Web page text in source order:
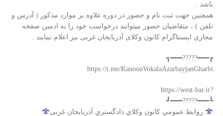
باشد .
همچنین جهت ثبت نام و حضور در دوره علاوه بر موارد مذکور ( آدرس و
تلفن ) ، متقاضیان حضور میتوانند درخواست خود را به ادمین صفحه
مجازی اینستاگرام کانون وکلای آذربایجان غربی نیز اعلام نمایند .
┏━━━?????━━━┓
‏?https://west-bar.ir
┗━━━?????━━━┛
روابط عمومي كانون وكلاي دادگستري آذربايجان غربی